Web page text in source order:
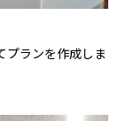
プランを作成しま